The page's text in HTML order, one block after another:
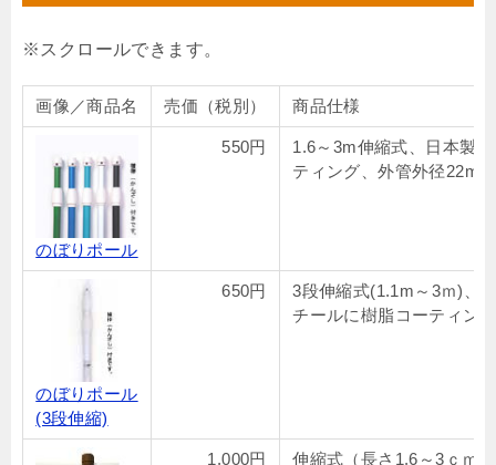
画像／商品名 売価（税別） 商品仕様
のぼりポール
550円
1.6～3m伸縮式、日本製
ティング、外管外径22mm
のぼりポール
(3段伸縮)
650円
3段伸縮式(1.1m～3ｍ)、
チールに樹脂コーティン
1,000円
伸縮式（長さ1.6～3ｃｍ